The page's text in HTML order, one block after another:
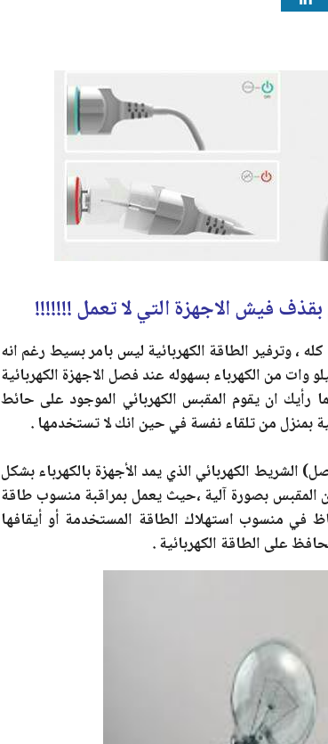
فيش الاجهزة التي لا تعمل !!!!!!!
، وترفير الطاقة الكهربائية ليس بامر بسيط رغم انه
وات من الكهرباء بسهوله عند فصل الاجهزة الكهربائية
ان يقوم المقبس الكهربائي الموجود على حائط
بمنزل من تلقاء نفسة في حين انك لا تستخدمها .
الكهربائي الذي يمد الأجهزة بالكهرباء بشكل
بصورة آلية ،حيث يعمل بمراقبة منسوب طاقة
في منسوب استهلاك الطاقة المستخدمة أو أيقافها
على الطاقة الكهربائية .